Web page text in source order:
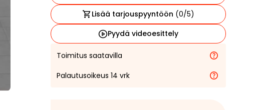
Lisää tarjouspyyntöön (0/5)
Pyydä videoesittely
Toimitus saatavilla
Palautusoikeus 14 vrk